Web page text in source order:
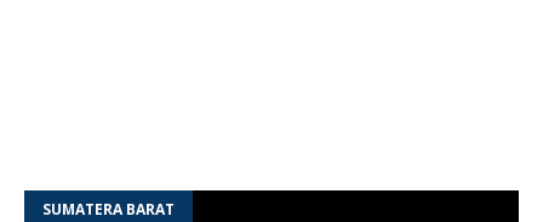
SUMATERA BARAT